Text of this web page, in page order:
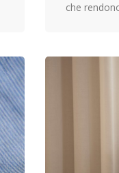
che